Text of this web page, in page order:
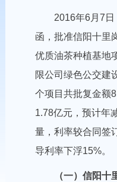
2016年6月7
函，批准信阳十里
优质油茶种植基地
限公司绿色公交建
个项目共批复金额
1.78亿元，预计年
量，利率较合同签
导利率下浮15%。
（一）信阳